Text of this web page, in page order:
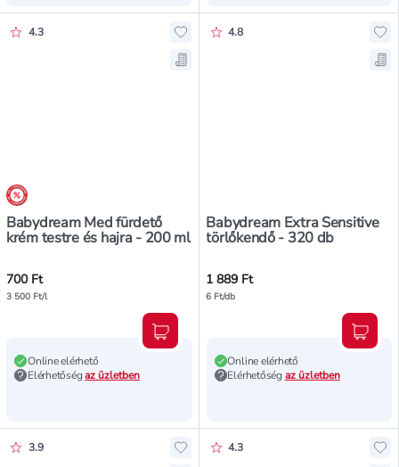
árréscsökkentés
Babydream Med fürdető
krém testre és hajra - 200 ml
Értékelés pontszáma:
4.3
Hozzáadás a kedvencekhez,
Mentés a bevásárló listára,
700 Ft
3 500 Ft/l
Online elérhető
Elérhetőségaz üzletben
Kosárba teszem
Babydream Extra Sensitive
törlőkendő - 320 db
Értékelés pontszáma:
4.8
1 889 Ft
6 Ft/db
Online elérhető
Elérhetőség az üzletben
Értékelés pontszáma:
3.9
Hozzáadás a kedvencekhez,
Értékelés pontszáma:
4.3